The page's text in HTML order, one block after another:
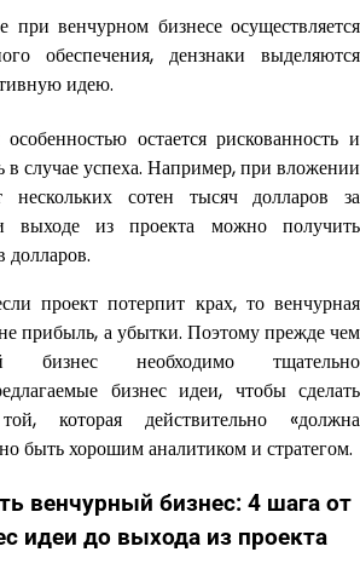
при венчурном бизнесе осуществляется
обеспечения, дензнаки выделяются
идею.
остается рискованность и
в случае успеха. Например, при вложении
сотен тысяч долларов за
выходе из проекта можно получить
долларов.
проект потерпит крах, то венчурная
прибыль, а убытки. Поэтому прежде чем
бизнес необходимо тщательно
бизнес идеи, чтобы сделать
которая действительно «должна
быть хорошим аналитиком и стратегом.
венчурный бизнес: 4 шага от
идеи до выхода из проекта